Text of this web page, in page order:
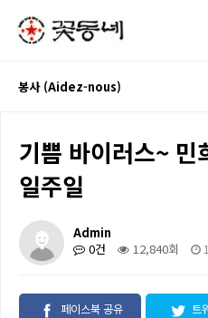
봉사 (Aidez-nous)
기쁨 바이러스~ 민
일주일
Admin
0건
12,840회
페이스북 공유
트